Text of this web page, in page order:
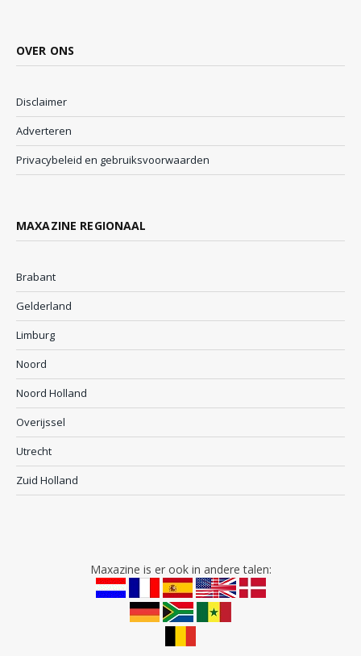
OVER ONS
Disclaimer
Adverteren
Privacybeleid en gebruiksvoorwaarden
MAXAZINE REGIONAAL
Brabant
Gelderland
Limburg
Noord
Noord Holland
Overijssel
Utrecht
Zuid Holland
Maxazine is er ook in andere talen: